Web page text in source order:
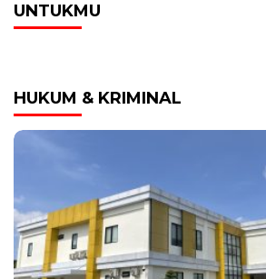
UNTUKMU
HUKUM & KRIMINAL